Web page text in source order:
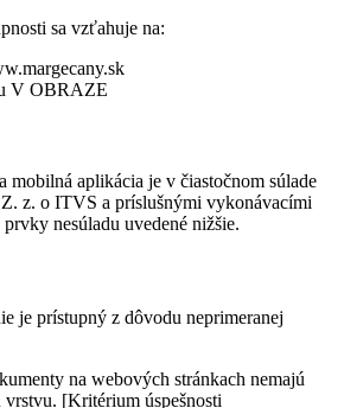
sa vzťahuje na:
V OBRAZE
mobilná aplikácia je v čiastočnom súlade
z. o ITVS a príslušnými vykonávacími
nesúladu uvedené nižšie.
je prístupný z dôvodu neprimeranej
na webových stránkach nemajú
[Kritérium úspešnosti